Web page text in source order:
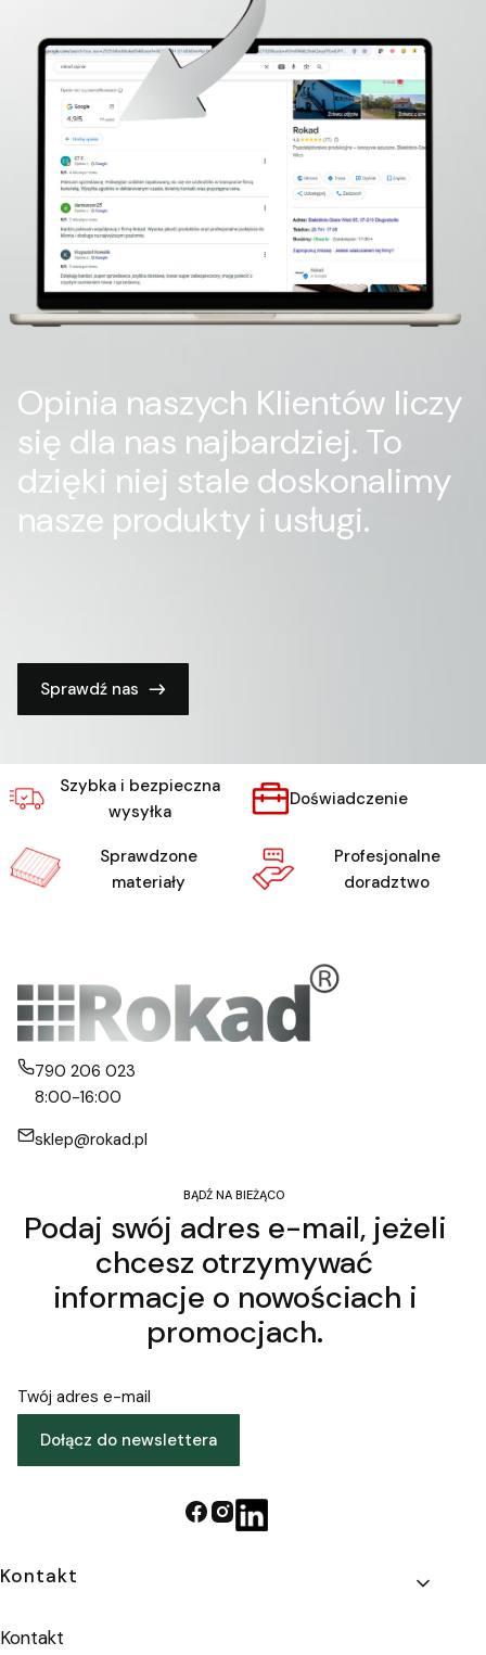
Opinia naszych Klientów liczy
się dla nas najbardziej. To
dzięki niej stale doskonalimy
nasze produkty i usługi.
Sprawdź nas
Szybka i bezpieczna
wysyłka
Doświadczenie
Sprawdzone
materiały
Profesjonalne
doradztwo
790 206 023
8:00-16:00
sklep@rokad.pl
BĄDŹ NA BIEŻĄCO
Podaj swój adres e-mail, jeżeli
chcesz otrzymywać
informacje o nowościach i
promocjach.
Twój adres e-mail
Dołącz do newslettera
Linki w stopce
Kontakt
Kontakt